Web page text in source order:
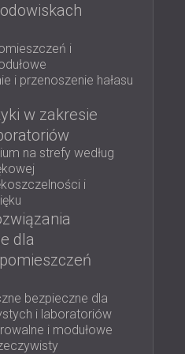
I PANELE
I TEATRÓW
I
W OBIEKTACH
I
SŁUŻBY
I
AUDIOLOGII
I
DANYCH
i
i przenoszenie hałasu
w zakresie
na strefy według
i
dla
bezpieczne dla
i laboratoriów
i modułowe